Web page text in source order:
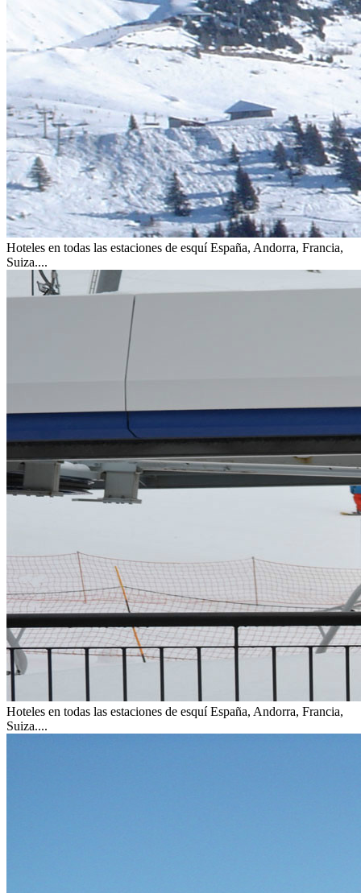
Hoteles en todas las estaciones de esquí España, Andorra, Francia,
Suiza....
Hoteles en todas las estaciones de esquí España, Andorra, Francia,
Suiza....